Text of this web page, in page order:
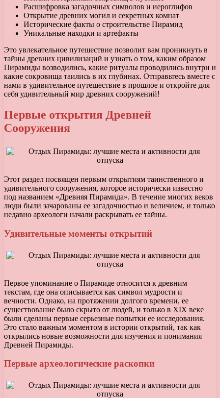
Расшифровка загадочных символов и иероглифов
Открытие древних могил и секретных комнат
Исторические факты о строительстве Пирамид
Уникальные находки и артефакты
Это увлекательное путешествие позволит вам проникнуть в
тайны древних цивилизаций и узнать о том, каким образом
Пирамиды возводились, какие ритуалы проводились внутри и
какие сокровища таились в их глубинах. Отправьтесь вместе с
нами в удивительное путешествие в прошлое и откройте для
себя удивительный мир древних сооружений!
Первые открытия Древней
Сооружения
Этот раздел посвящен первым открытиям таинственного и
удивительного сооружения, которое исторически известно
под названием «Древняя Пирамида». В течение многих веков
люди были зачарованы ее загадочностью и величием, и только
недавно археологи начали раскрывать ее тайны.
Удивительные моменты открытий
Первое упоминание о Пирамиде относится к древним
текстам, где она описывается как символ мудрости и
вечности. Однако, на протяжении долгого времени, ее
существование было скрыто от людей, и только в XIX веке
были сделаны первые серьезные попытки ее исследования.
Это стало важным моментом в истории открытий, так как
открылись новые возможности для изучения и понимания
Древней Пирамиды.
Первые археологические раскопки